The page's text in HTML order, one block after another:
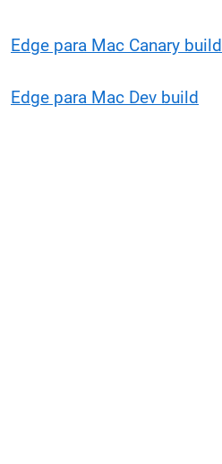
Edge para Mac Canary build
Edge para Mac Dev build